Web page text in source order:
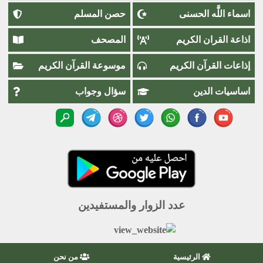
اسماء اللَّٰه الحسنى حصن المسلم
اذاعة القران الكريم المصحف
إذاعات القرآن الكريم موسوعة القرآن الكريم
اساسيات الدين سؤال وجواب
عدد الزوار والمستفيدين
الرئيسية من نحن